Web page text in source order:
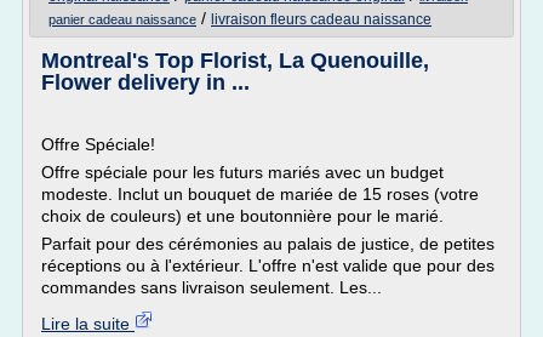
panier cadeau naissance / livraison fleurs cadeau naissance
Montreal's Top Florist, La Quenouille,
Flower delivery in ...
Offre Spéciale!
Offre spéciale pour les futurs mariés avec un budget
modeste. Inclut un bouquet de mariée de 15 roses (votre
choix de couleurs) et une boutonnière pour le marié.
Parfait pour des cérémonies au palais de justice, de petites
réceptions ou à l'extérieur. L'offre n'est valide que pour des
commandes sans livraison seulement. Les...
Lire la suite